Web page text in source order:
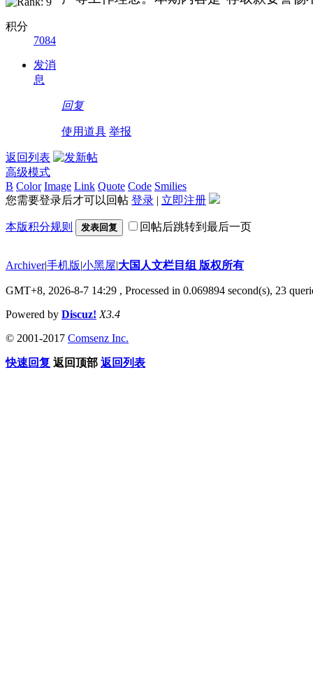
积分
7084
发消
息
回复
使用道具 举报
返回列表
高级模式
B Color Image Link Quote Code Smilies
您需要登录后才可以回帖 登录 | 立即注册
本版积分规则 发表回复 回帖后跳转到最后一页
Archiver|手机版|小黑屋|大国人文栏目组 版权所有
GMT+8, 2026-8-7 14:29 , Processed in 0.069894 second(s), 23
Powered by Discuz! X3.4
© 2001-2017 Comsenz Inc.
快速回复 返回顶部 返回列表